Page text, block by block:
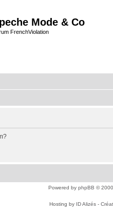
Mode & Co
FrenchViolation
Powered by phpBB ©
Hosting by ID Alizés -